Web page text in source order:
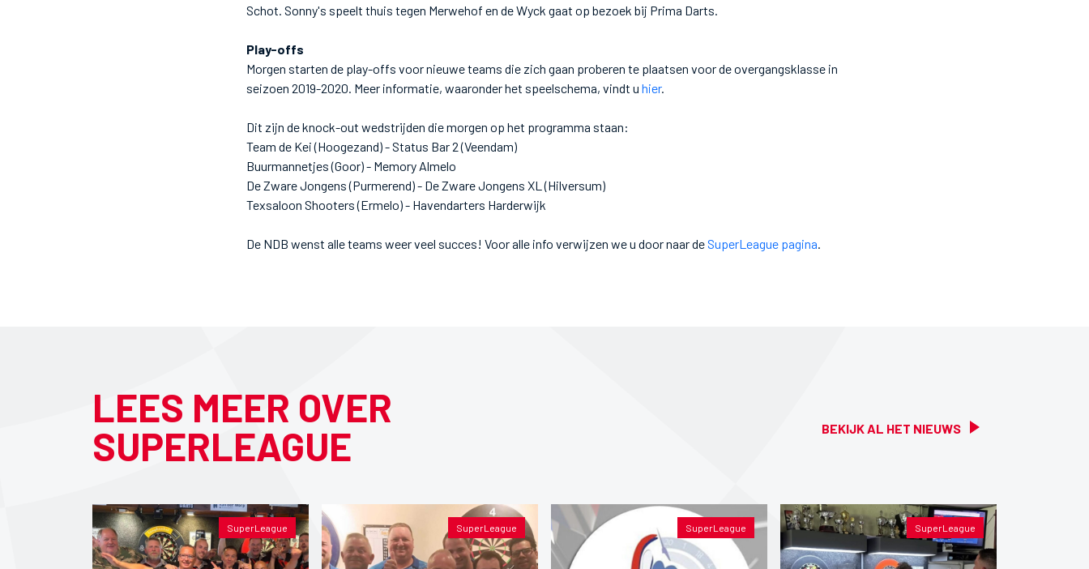
Schot. Sonny's speelt thuis tegen Merwehof en de Wyck gaat op bezoek bij Prima Darts.
Play-offs
Morgen starten de play-offs voor nieuwe teams die zich gaan proberen te plaatsen voor de overgangsklasse in
seizoen 2019-2020. Meer informatie, waaronder het speelschema, vindt u hier.
Dit zijn de knock-out wedstrijden die morgen op het programma staan:
Team de Kei (Hoogezand) - Status Bar 2 (Veendam)
Buurmannetjes (Goor) - Memory Almelo
De Zware Jongens (Purmerend) - De Zware Jongens XL (Hilversum)
Texsaloon Shooters (Ermelo) - Havendarters Harderwijk
De NDB wenst alle teams weer veel succes! Voor alle info verwijzen we u door naar deSuperLeague pagina
LEES MEER OVER
SUPERLEAGUE
BEKIJK AL HET NIEUWS
SuperLeague SuperLeague SuperLeague SuperLeague